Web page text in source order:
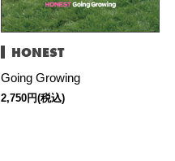
HONEST
Going Growing
2,750円(税込)